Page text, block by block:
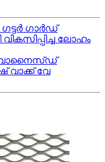
ഗട്ടർ ഗാർഡ്
വികസിപ്പിച്ച ലോഹം
വാക്ക് വേ